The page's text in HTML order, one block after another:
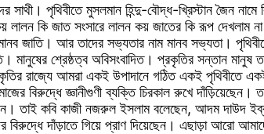
পৃথিবীতে মুসলমান হিন্দু-বৌদ্ধ-খ্রিস্টান জৈন নামে
কি জাত সংসারে লালন কয় জাতের কি রূপ দেখলাম
জাতি। আর তাদের সভ্যতার নাম মানব সভ্যতা।
শ্রেষ্ঠত্ব অবিসংবাদিত। প্রকৃতির সন্তান মানুষ
রাজ্যে আমরা একই উপাদানে গঠিত একই পৃথিবীতে একই
জ্ঞানীগুণী ব্যক্তি চিরকাল রুখে দাঁড়িয়েছেন।
তাই কবি কাজী নজরুল ইসলাম বলেছেন, আদম দাউদ
বিরুদ্ধে দাঁড়াতে গিয়ে প্রাণ দিয়েছেন। এছাড়া আরো